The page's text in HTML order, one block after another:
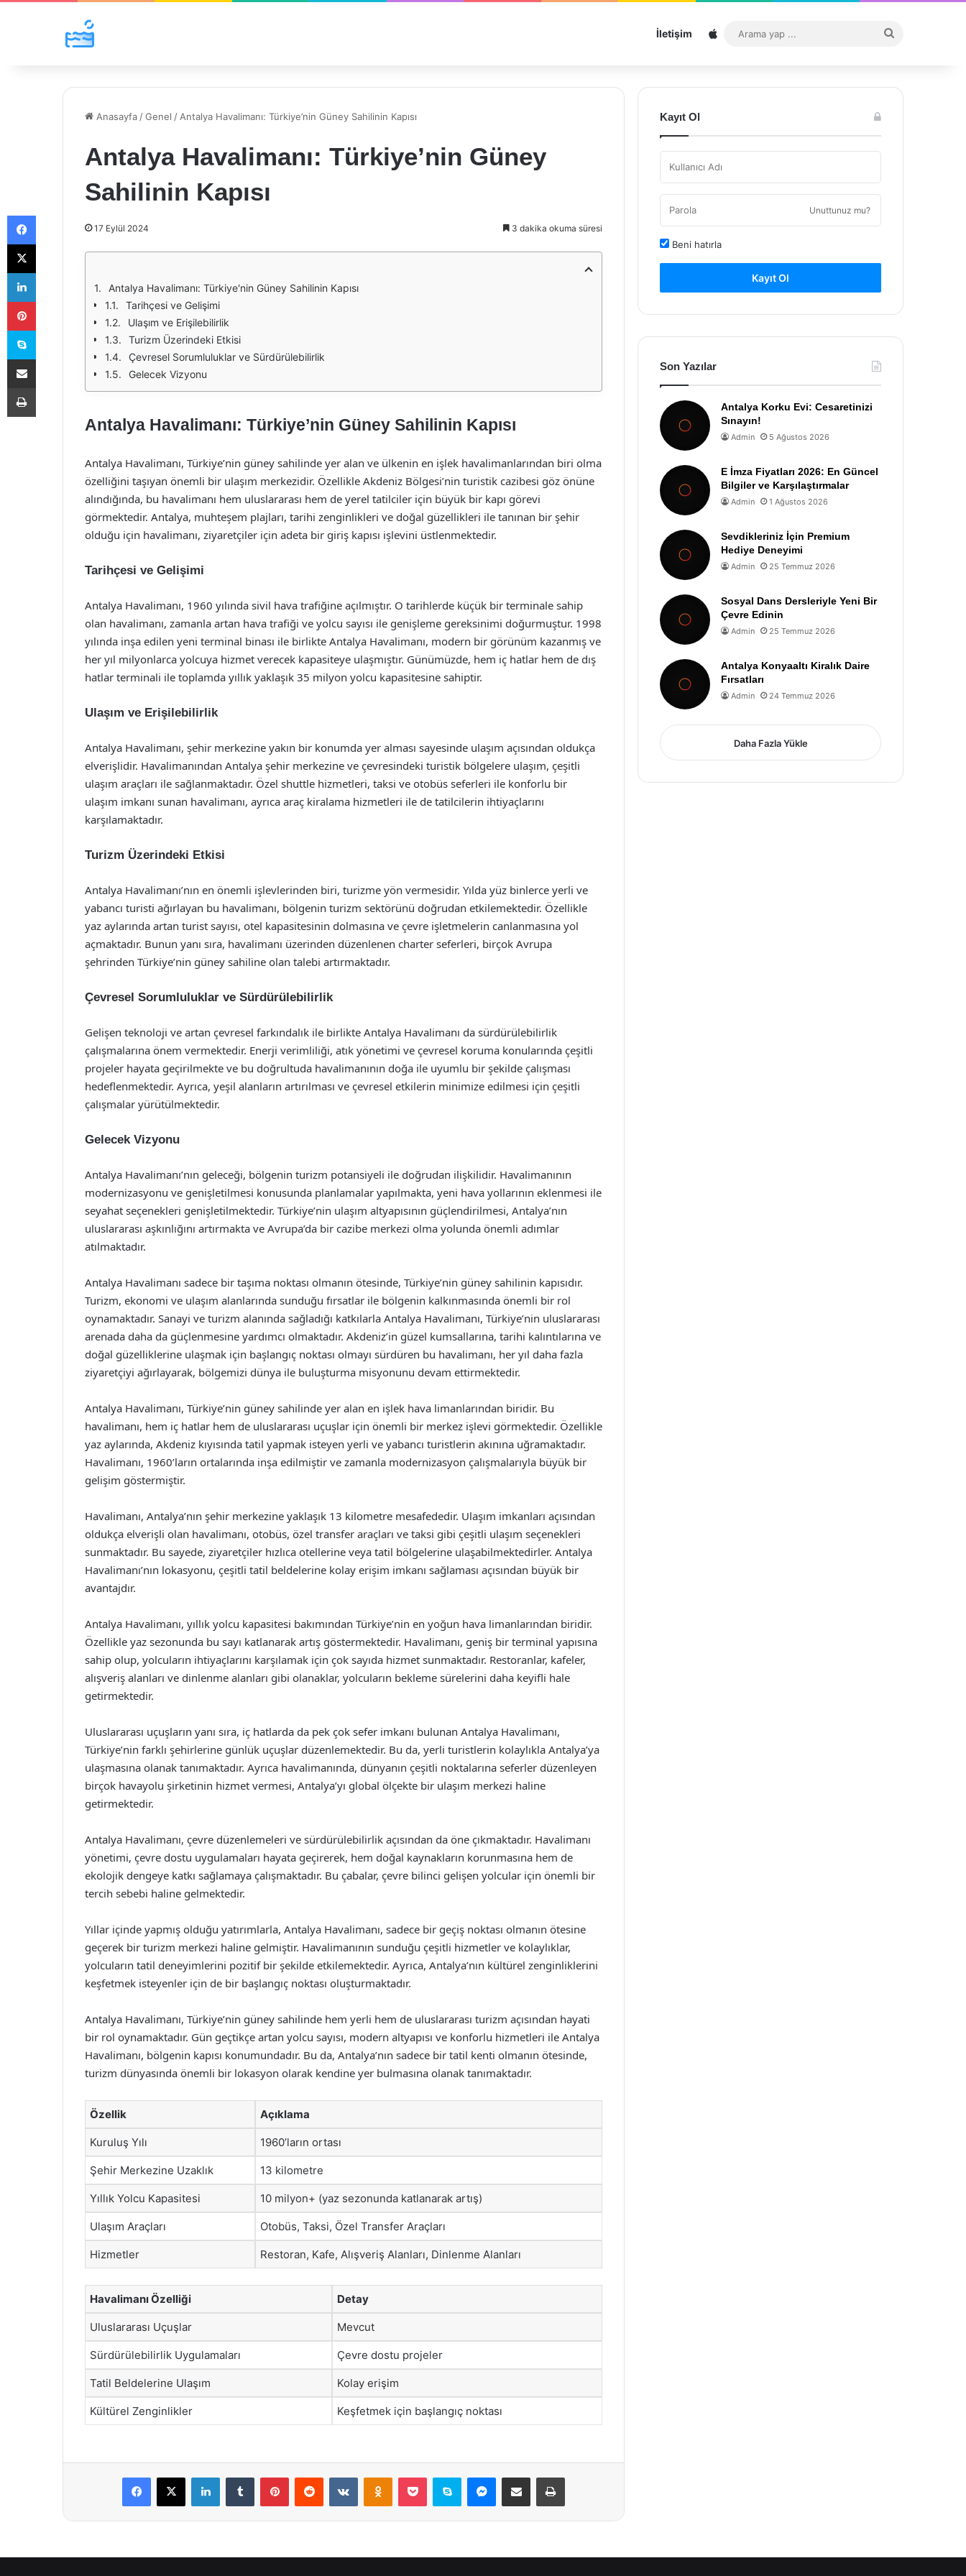
İletişim Sitemap
...
Anasayfa /Genel / Antalya Havalimanı: Türkiye’nin Güney Sahilinin Kapısı
Antalya Havalimanı: Türkiye’nin Güney
Sahilinin Kapısı
17 Eylül 2024 3 dakika okuma süresi
Antalya Havalimanı: Türkiye'nin Güney Sahilinin Kapısı
Tarihçesi ve Gelişimi
Ulaşım ve Erişilebilirlik
Turizm Üzerindeki Etkisi
Çevresel Sorumluluklar ve Sürdürülebilirlik
Gelecek Vizyonu
Antalya Havalimanı: Türkiye’nin Güney Sahilinin Kapısı
Antalya Havalimanı, Türkiye’nin güney sahilinde yer alan ve ülkenin en işlek havalimanlarından biri olma
özelliğini taşıyan önemli bir ulaşım merkezidir. Özellikle Akdeniz Bölgesi’nin turistik cazibesi göz önüne
alındığında, bu havalimanı hem uluslararası hem de yerel tatilciler için büyük bir kapı görevi
görmektedir. Antalya, muhteşem plajları, tarihi zenginlikleri ve doğal güzellikleri ile tanınan bir şehir
olduğu için havalimanı, ziyaretçiler için adeta bir giriş kapısı işlevini üstlenmektedir.
Tarihçesi ve Gelişimi
Antalya Havalimanı, 1960 yılında sivil hava trafiğine açılmıştır. O tarihlerde küçük bir terminale sahip
olan havalimanı, zamanla artan hava trafiği ve yolcu sayısı ile genişleme gereksinimi doğurmuştur. 1998
yılında inşa edilen yeni terminal binası ile birlikte Antalya Havalimanı, modern bir görünüm kazanmış ve
her yıl milyonlarca yolcuya hizmet verecek kapasiteye ulaşmıştır. Günümüzde, hem iç hatlar hem de dış
hatlar terminali ile toplamda yıllık yaklaşık 35 milyon yolcu kapasitesine sahiptir.
Ulaşım ve Erişilebilirlik
Antalya Havalimanı, şehir merkezine yakın bir konumda yer alması sayesinde ulaşım açısından oldukça
elverişlidir. Havalimanından Antalya şehir merkezine ve çevresindeki turistik bölgelere ulaşım, çeşitli
ulaşım araçları ile sağlanmaktadır. Özel shuttle hizmetleri, taksi ve otobüs seferleri ile konforlu bir
ulaşım imkanı sunan havalimanı, ayrıca araç kiralama hizmetleri ile de tatilcilerin ihtiyaçlarını
karşılamaktadır.
Turizm Üzerindeki Etkisi
Antalya Havalimanı’nın en önemli işlevlerinden biri, turizme yön vermesidir. Yılda yüz binlerce yerli ve
yabancı turisti ağırlayan bu havalimanı, bölgenin turizm sektörünü doğrudan etkilemektedir. Özellikle
yaz aylarında artan turist sayısı, otel kapasitesinin dolmasına ve çevre işletmelerin canlanmasına yol
açmaktadır. Bunun yanı sıra, havalimanı üzerinden düzenlenen charter seferleri, birçok Avrupa
şehrinden Türkiye’nin güney sahiline olan talebi artırmaktadır.
Çevresel Sorumluluklar ve Sürdürülebilirlik
Gelişen teknoloji ve artan çevresel farkındalık ile birlikte Antalya Havalimanı da sürdürülebilirlik
çalışmalarına önem vermektedir. Enerji verimliliği, atık yönetimi ve çevresel koruma konularında çeşitli
projeler hayata geçirilmekte ve bu doğrultuda havalimanının doğa ile uyumlu bir şekilde çalışması
hedeflenmektedir. Ayrıca, yeşil alanların artırılması ve çevresel etkilerin minimize edilmesi için çeşitli
çalışmalar yürütülmektedir.
Gelecek Vizyonu
Antalya Havalimanı’nın geleceği, bölgenin turizm potansiyeli ile doğrudan ilişkilidir. Havalimanının
modernizasyonu ve genişletilmesi konusunda planlamalar yapılmakta, yeni hava yollarının eklenmesi ile
seyahat seçenekleri genişletilmektedir. Türkiye’nin ulaşım altyapısının güçlendirilmesi, Antalya’nın
uluslararası aşkınlığını artırmakta ve Avrupa’da bir cazibe merkezi olma yolunda önemli adımlar
atılmaktadır.
Antalya Havalimanı sadece bir taşıma noktası olmanın ötesinde, Türkiye’nin güney sahilinin kapısıdır.
Turizm, ekonomi ve ulaşım alanlarında sunduğu fırsatlar ile bölgenin kalkınmasında önemli bir rol
oynamaktadır. Sanayi ve turizm alanında sağladığı katkılarla Antalya Havalimanı, Türkiye’nin uluslararası
arenada daha da güçlenmesine yardımcı olmaktadır. Akdeniz’in güzel kumsallarına, tarihi kalıntılarına ve
doğal güzelliklerine ulaşmak için başlangıç noktası olmayı sürdüren bu havalimanı, her yıl daha fazla
ziyaretçiyi ağırlayarak, bölgemizi dünya ile buluşturma misyonunu devam ettirmektedir.
Antalya Havalimanı, Türkiye’nin güney sahilinde yer alan en işlek hava limanlarından biridir. Bu
havalimanı, hem iç hatlar hem de uluslararası uçuşlar için önemli bir merkez işlevi görmektedir. Özellikle
yaz aylarında, Akdeniz kıyısında tatil yapmak isteyen yerli ve yabancı turistlerin akınına uğramaktadır.
Havalimanı, 1960’ların ortalarında inşa edilmiştir ve zamanla modernizasyon çalışmalarıyla büyük bir
gelişim göstermiştir.
Havalimanı, Antalya’nın şehir merkezine yaklaşık 13 kilometre mesafededir. Ulaşım imkanları açısından
oldukça elverişli olan havalimanı, otobüs, özel transfer araçları ve taksi gibi çeşitli ulaşım seçenekleri
sunmaktadır. Bu sayede, ziyaretçiler hızlıca otellerine veya tatil bölgelerine ulaşabilmektedirler. Antalya
Havalimanı’nın lokasyonu, çeşitli tatil beldelerine kolay erişim imkanı sağlaması açısından büyük bir
avantajdır.
Antalya Havalimanı, yıllık yolcu kapasitesi bakımından Türkiye’nin en yoğun hava limanlarından biridir.
Özellikle yaz sezonunda bu sayı katlanarak artış göstermektedir. Havalimanı, geniş bir terminal yapısına
sahip olup, yolcuların ihtiyaçlarını karşılamak için çok sayıda hizmet sunmaktadır. Restoranlar, kafeler,
alışveriş alanları ve dinlenme alanları gibi olanaklar, yolcuların bekleme sürelerini daha keyifli hale
getirmektedir.
Uluslararası uçuşların yanı sıra, iç hatlarda da pek çok sefer imkanı bulunan Antalya Havalimanı,
Türkiye’nin farklı şehirlerine günlük uçuşlar düzenlemektedir. Bu da, yerli turistlerin kolaylıkla Antalya’ya
ulaşmasına olanak tanımaktadır. Ayrıca havalimanında, dünyanın çeşitli noktalarına seferler düzenleyen
birçok havayolu şirketinin hizmet vermesi, Antalya’yı global ölçekte bir ulaşım merkezi haline
getirmektedir.
Antalya Havalimanı, çevre düzenlemeleri ve sürdürülebilirlik açısından da öne çıkmaktadır. Havalimanı
yönetimi, çevre dostu uygulamaları hayata geçirerek, hem doğal kaynakların korunmasına hem de
ekolojik dengeye katkı sağlamaya çalışmaktadır. Bu çabalar, çevre bilinci gelişen yolcular için önemli bir
tercih sebebi haline gelmektedir.
Yıllar içinde yapmış olduğu yatırımlarla, Antalya Havalimanı, sadece bir geçiş noktası olmanın ötesine
geçerek bir turizm merkezi haline gelmiştir. Havalimanının sunduğu çeşitli hizmetler ve kolaylıklar,
yolcuların tatil deneyimlerini pozitif bir şekilde etkilemektedir. Ayrıca, Antalya’nın kültürel zenginliklerini
keşfetmek isteyenler için de bir başlangıç noktası oluşturmaktadır.
Antalya Havalimanı, Türkiye’nin güney sahilinde hem yerli hem de uluslararası turizm açısından hayati
bir rol oynamaktadır. Gün geçtikçe artan yolcu sayısı, modern altyapısı ve konforlu hizmetleri ile Antalya
Havalimanı, bölgenin kapısı konumundadır. Bu da, Antalya’nın sadece bir tatil kenti olmanın ötesinde,
turizm dünyasında önemli bir lokasyon olarak kendine yer bulmasına olanak tanımaktadır.
Özellik Açıklama
Kuruluş Yılı 1960’ların ortası
Şehir Merkezine Uzaklık 13 kilometre
Yıllık Yolcu Kapasitesi 10 milyon+ (yaz sezonunda katlanarak artış)
Ulaşım Araçları Otobüs, Taksi, Özel Transfer Araçları
Hizmetler Restoran, Kafe, Alışveriş Alanları, Dinlenme Alanları
Havalimanı Özelliği Detay
Uluslararası Uçuşlar Mevcut
Sürdürülebilirlik Uygulamaları Çevre dostu projeler
Tatil Beldelerine Ulaşım Kolay erişim
Kültürel Zenginlikler Keşfetmek için başlangıç noktası
Facebook
X LinkedInTumblr PinterestReddit VKontakteOdnoklassniki
Pocket Skype Messenger
E-Posta ile paylaş Yazdır
Kayıt Ol
Unuttunuz mu?
Beni hatırla
Kayıt Ol
Son Yazılar
Antalya Korku Evi: Cesaretinizi
Sınayın!
Admin 5 Ağustos 2026
E İmza Fiyatları 2026: En Güncel
Bilgiler ve Karşılaştırmalar
Admin 1 Ağustos 2026
Sevdikleriniz İçin Premium
Hediye Deneyimi
Admin 25 Temmuz 2026
Sosyal Dans Dersleriyle Yeni Bir
Çevre Edinin
Admin 25 Temmuz 2026
Antalya Konyaaltı Kiralık Daire
Fırsatları
Admin 24 Temmuz 2026
Daha Fazla Yükle
Facebook
X
LinkedIn
Pinterest
Skype
E-Posta ile paylaş